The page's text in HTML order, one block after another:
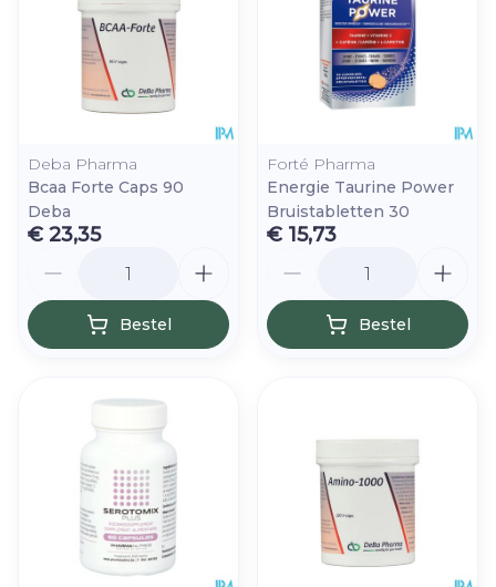
Deba Pharma
Bcaa Forte Caps 90
Deba
€ 23,35
Bestel
Forté Pharma
Energie Taurine Power
Bruistabletten 30
€ 15,73
Bestel